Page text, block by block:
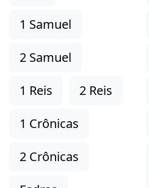
1 Samuel
2 Samuel
1 Reis
2 Reis
1 Crônicas
2 Crônicas